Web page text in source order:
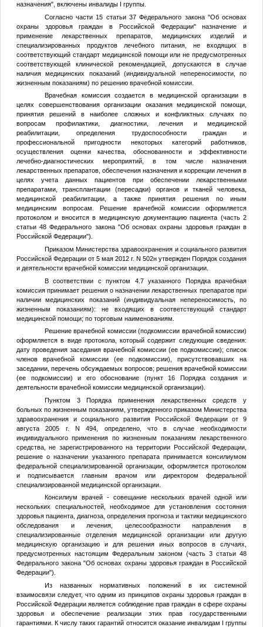
назначения", включены инвалиды I группы.
Согласно части 15 статьи 37 Федерального закона "Об основах
охраны здоровья граждан в Российской Федерации" назначение и
применение лекарственных препаратов, медицинских изделий и
специализированных продуктов лечебного питания, не входящих в
соответствующий стандарт медицинской помощи или не предусмотренных
соответствующей клинической рекомендацией, допускаются в случае
наличия медицинских показаний (индивидуальной непереносимости, по
жизненным показаниям) по решению врачебной комиссии.
Врачебная комиссия создается в медицинской организации в
целях совершенствования организации оказания медицинской помощи,
принятия решений в наиболее сложных и конфликтных случаях по
вопросам профилактики, диагностики, лечения и медицинской
реабилитации, определения трудоспособности граждан и
профессиональной пригодности некоторых категорий работников,
осуществления оценки качества, обоснованности и эффективности
лечебно-диагностических мероприятий, в том числе назначения
лекарственных препаратов, обеспечения назначения и коррекции лечения в
целях учета данных пациентов при обеспечении лекарственными
препаратами, трансплантации (пересадки) органов и тканей человека,
медицинской реабилитации, а также принятия решения по иным
медицинским вопросам. Решение врачебной комиссии оформляется
протоколом и вносится в медицинскую документацию пациента (часть 2
статьи 48 Федерального закона "Об основах охраны здоровья граждан в
Российской Федерации").
Приказом Министерства здравоохранения и социального развития
Российской Федерации от 5 мая 2012 г. N 502н утвержден Порядок создания
и деятельности врачебной комиссии медицинской организации.
В соответствии с пунктом 4.7 указанного Порядка врачебная
комиссия принимает решения о назначении лекарственных препаратов при
наличии медицинских показаний (индивидуальная непереносимость, по
жизненным показаниям): не входящих в соответствующий стандарт
медицинской помощи; по торговым наименованиям.
Решение врачебной комиссии (подкомиссии врачебной комиссии)
оформляется в виде протокола, который содержит следующие сведения:
дату проведения заседания врачебной комиссии (ее подкомиссии); список
членов врачебной комиссии (ее подкомиссии), присутствовавших на
заседании, перечень обсуждаемых вопросов; решения врачебной комиссии
(ее подкомиссии) и его обоснование (пункт 16 Порядка создания и
деятельности врачебной комиссии медицинской организации).
Пунктом 3 Порядка применения лекарственных средств у
больных по жизненным показаниям, утвержденного приказом Министерства
здравоохранения и социального развития Российской Федерации от 9
августа 2005 г. N 494, определено, что в случае необходимости
индивидуального применения по жизненным показаниям лекарственного
средства, не зарегистрированного на территории Российской Федерации,
решение о назначении указанного препарата принимается консилиумом
федеральной специализированной организации, оформляется протоколом
и подписывается главным врачом или директором федеральной
специализированной медицинской организации.
Консилиум врачей - совещание нескольких врачей одной или
нескольких специальностей, необходимое для установления состояния
здоровья пациента, диагноза, определения прогноза и тактики медицинского
обследования и лечения, целесообразности направления в
специализированные отделения медицинской организации или другую
медицинскую организацию и для решения иных вопросов в случаях,
предусмотренных настоящим Федеральным законом (часть 3 статьи 48
Федерального закона "Об основах охраны здоровья граждан в Российской
Федерации").
Из названных нормативных положений в их системной
взаимосвязи следует, что одним из принципов охраны здоровья граждан в
Российской Федерации является соблюдение прав граждан в сфере охраны
здоровья и обеспечение реализации этих прав государственными
гарантиями. К числу таких гарантий относится оказание инвалидам I группы